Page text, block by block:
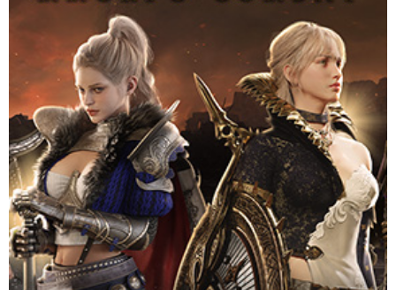
เกม MMORPG ยักษ์ใหญ่ที่สามารถเปลี่ยนอาวุธและสกิลขณะต่อสู้ได้
อย่างอิสระ พร้อมรับมืออย่างมีกลยุทธ์! เชิญพบกับโลกทัศน์และคอน
เทนต์อันน่าหลงใหลของ LORDNINE
Website
Download